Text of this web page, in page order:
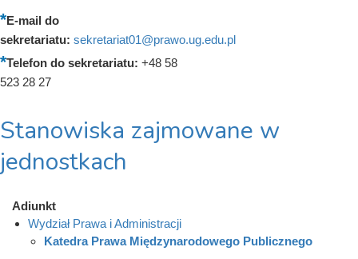
E-mail do
sekretariatu: sekretariat01@prawo.ug.edu.pl
Telefon do sekretariatu: +48 58
523 28 27
Stanowiska zajmowane w
jednostkach
Adiunkt
Wydział Prawa i Administracji
Katedra Prawa Międzynarodowego Publicznego